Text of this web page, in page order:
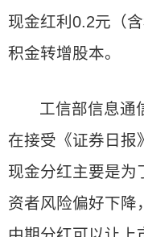
现金红利0.2元（
积金转增股本。
工信部信息通
在接受《证券日报
现金分红主要是为
资者风险偏好下降